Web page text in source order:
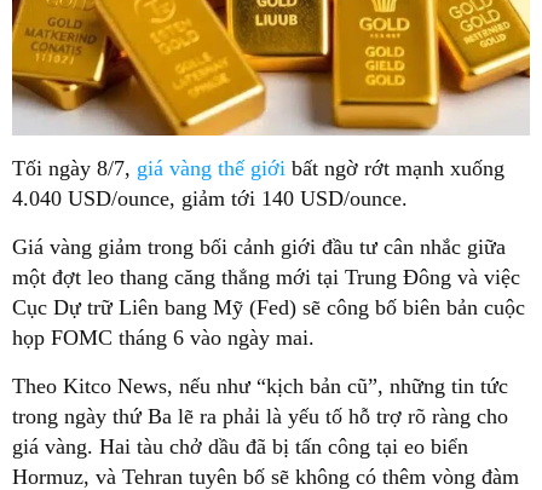
Tối ngày 8/7, giá vàng thế giới bất ngờ rớt mạnh xuống
4.040 USD/ounce, giảm tới 140 USD/ounce.
Giá vàng giảm trong bối cảnh giới đầu tư cân nhắc giữa
một đợt leo thang căng thẳng mới tại Trung Đông và việc
Cục Dự trữ Liên bang Mỹ (Fed) sẽ công bố biên bản cuộc
họp FOMC tháng 6 vào ngày mai.
Theo Kitco News, nếu như “kịch bản cũ”, những tin tức
trong ngày thứ Ba lẽ ra phải là yếu tố hỗ trợ rõ ràng cho
giá vàng. Hai tàu chở dầu đã bị tấn công tại eo biển
Hormuz, và Tehran tuyên bố sẽ không có thêm vòng đàm